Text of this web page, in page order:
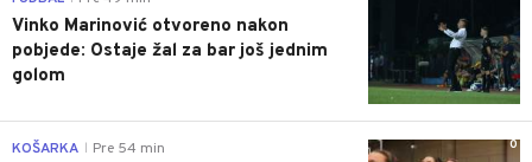
Vinko Marinović otvoreno nakon
pobjede: Ostaje žal za bar još jednim
golom
0
KOŠARKA Pre 54 min